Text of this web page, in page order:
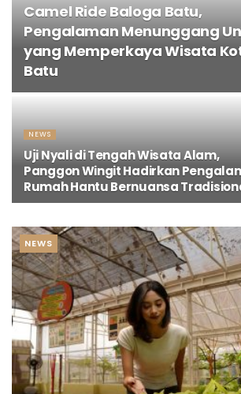
Camel Ride Baloga Batu,
Pengalaman Menunggang
yang Memperkaya Wisata
Batu
NEWS
Uji Nyali di Tengah Wisata Alam,
Panggon Wingit Hadirkan
Rumah Hantu Bernuansa
NEWS